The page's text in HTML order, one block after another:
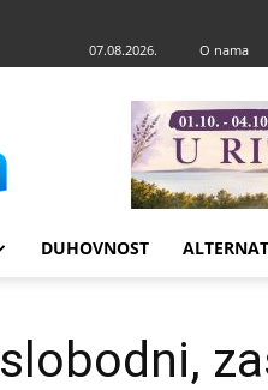
07.08.2026. O nama
DUHOVNOST